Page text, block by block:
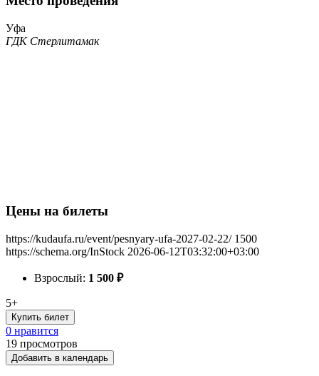
Уфа
ГДК Стерлитамак
Цены на билеты
https://kudaufa.ru/event/pesnyary-ufa-2027-02-22/ 1500
https://schema.org/InStock 2026-06-12T03:32:00+03:00
Взрослый: 1 500 ₽
5+
Купить билет
0 нравится
19 просмотров
Добавить в календарь